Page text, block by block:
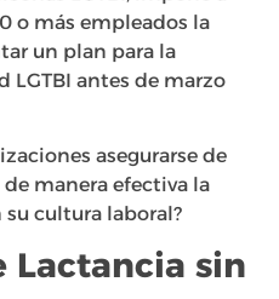
o más empleados la
un plan para la
LGTBI antes de marzo
asegurarse de
manera efectiva la
cultura laboral?
Lactancia sin